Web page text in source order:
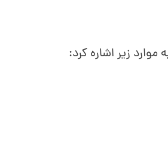
موارد زیر اشاره کرد: